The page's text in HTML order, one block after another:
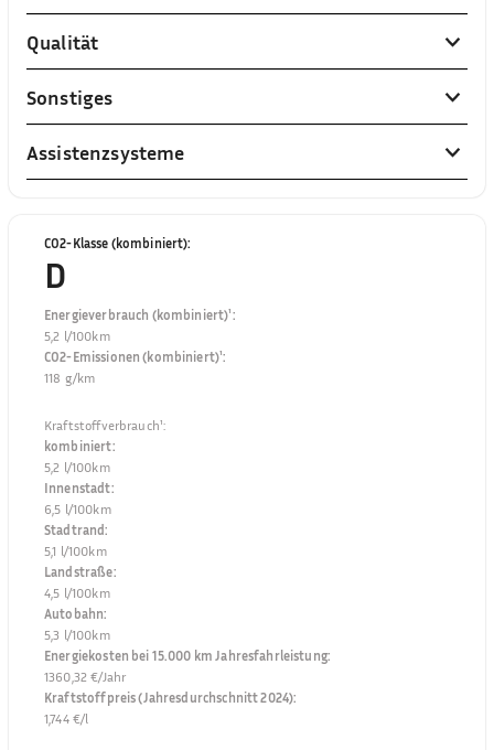
Qualität
Sonstiges
Assistenzsysteme
CO2-Klasse (kombiniert):
D
Energieverbrauch (kombiniert)¹:
5,2 l/100km
CO2-Emissionen (kombiniert)¹:
118 g/km
Kraftstoffverbrauch¹:
kombiniert:
5,2 l/100km
Innenstadt:
6,5 l/100km
Stadtrand:
5,1 l/100km
Landstraße:
4,5 l/100km
Autobahn:
5,3 l/100km
Energiekosten bei 15.000 km Jahresfahrleistung:
1360,32 €/Jahr
Kraftstoffpreis (Jahresdurchschnitt 2024):
1,744 €/l